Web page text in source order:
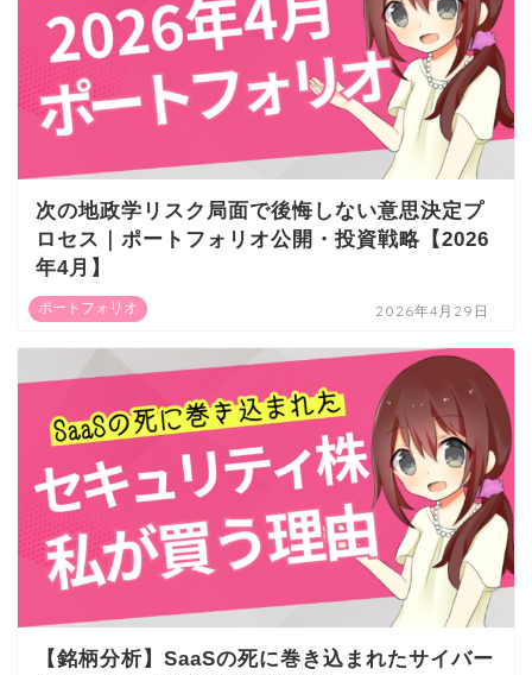
ポートフォリオ
次の地政学リスク局面で後悔しない意思決定プ
ロセス｜ポートフォリオ公開・投資戦略【2026
年4月】
2026年4月29日
【銘柄分析】SaaSの死に巻き込まれたサイバー